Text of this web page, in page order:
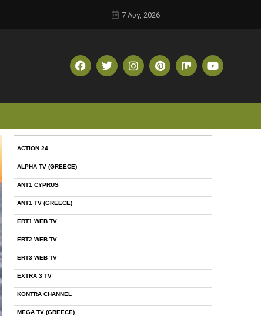
7 Αυγ, 2026
ACTION 24
ALPHA TV (GREECE)
ANT1 CYPRUS
ANT1 TV (GREECE)
ERT1 WEB TV
ERT2 WEB TV
ERT3 WEB TV
EXTRA 3 TV
KONTRA CHANNEL
MEGA TV (GREECE)